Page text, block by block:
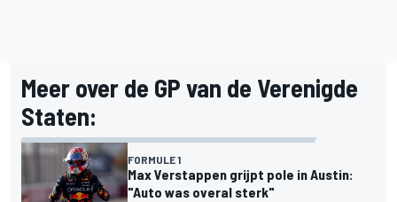
Meer over de GP van de Verenigde
Staten:
FORMULE 1
Max Verstappen grijpt pole in Austin:
"Auto was overal sterk"